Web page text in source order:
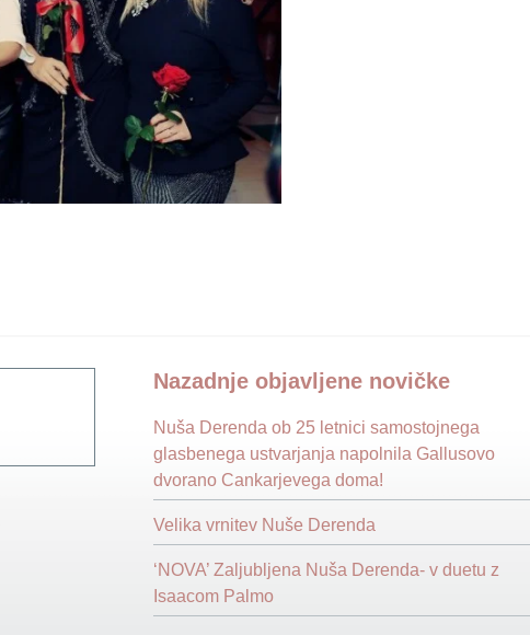
Nazadnje objavljene novičke
Nuša Derenda ob 25 letnici samostojnega
glasbenega ustvarjanja napolnila Gallusovo
dvorano Cankarjevega doma!
Velika vrnitev Nuše Derenda
‘NOVA’ Zaljubljena Nuša Derenda- v duetu z
Isaacom Palmo